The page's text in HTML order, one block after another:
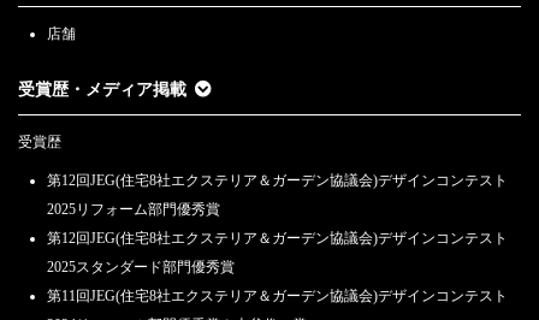
店舗
受賞歴・メディア掲載
受賞歴
第12回JEG(住宅8社エクステリア＆ガーデン協議会)デザインコンテスト
2025リフォーム部門優秀賞
第12回JEG(住宅8社エクステリア＆ガーデン協議会)デザインコンテスト
2025スタンダード部門優秀賞
第11回JEG(住宅8社エクステリア＆ガーデン協議会)デザインコンテスト